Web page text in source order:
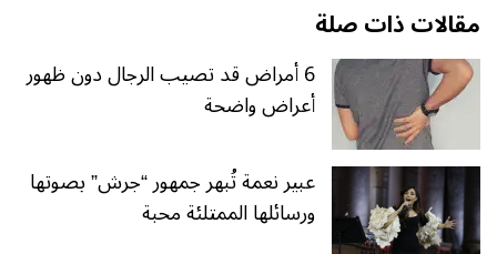
مقالات ذات صلة
6 أمراض قد تصيب الرجال دون ظهور
أعراض واضحة
عبير نعمة تُبهر جمهور “جرش” بصوتها
ورسائلها الممتلئة محبة